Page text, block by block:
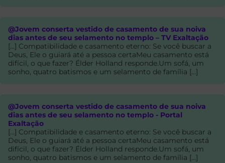
@Jovem conserta vestido de casamento de sua noiva
dias antes de seu selamento no templo – TV Exaltação
[…] Compatibilidade e casamento eterno: Se você buscar a
Deus, Ele o guiará até a pessoa certaMeu casamento está
difícil, o que fazer? Élder Holland responde.Um sofá, um
sonho, quatro batismos e um selamento de família […]
@Jovem conserta vestido de casamento de sua noiva
dias antes de seu selamento no templo - Portal
Exaltação
[…] Compatibilidade e casamento eterno: Se você buscar a
Deus, Ele o guiará até a pessoa certaMeu casamento está
difícil, o que fazer? Élder Holland responde.Um sofá, um
sonho, quatro batismos e um selamento de família […]